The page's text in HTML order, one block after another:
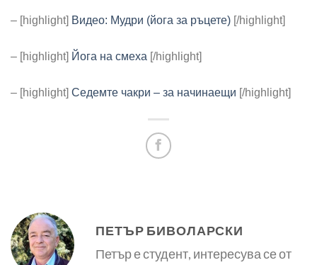
– [highlight] Видео: Мудри (йога за ръцете) [/highlight]
– [highlight] Йога на смеха [/highlight]
– [highlight] Седемте чакри – за начинаещи [/highlight]
ПЕТЪР БИВОЛАРСКИ
Петър е студент, интересува се от